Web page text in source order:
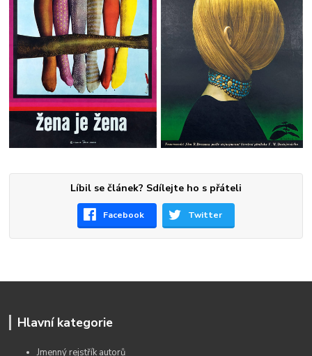
Líbil se článek? Sdílejte ho s přáteli
Facebook Twitter
Hlavní kategorie
Jmenný rejstřík autorů